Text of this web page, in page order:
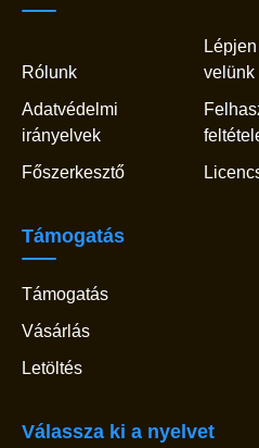
Rólunk
velünk
Adatvédelmi
irányelvek
Főszerkesztő
Támogatás
Támogatás
Vásárlás
Letöltés
Válassza ki a nyelvet